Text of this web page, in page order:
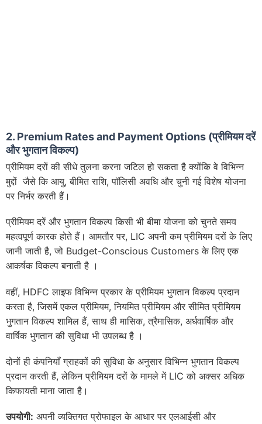
2. Premium Rates and Payment Options (प्रीमियम दरें
और भुगतान विकल्प)
प्रीमियम दरों की सीधे तुलना करना जटिल हो सकता है क्योंकि वे विभिन्न
मुद्दों जैसे कि आयु, बीमित राशि, पॉलिसी अवधि और चुनी गई विशेष योजना
पर निर्भर करती हैं।
प्रीमियम दरें और भुगतान विकल्प किसी भी बीमा योजना को चुनते समय
महत्वपूर्ण कारक होते हैं। आमतौर पर, LIC अपनी कम प्रीमियम दरों के लिए
जानी जाती है, जो Budget-Conscious Customers के लिए एक
आकर्षक विकल्प बनाती है ।
वहीं, HDFC लाइफ विभिन्न प्रकार के प्रीमियम भुगतान विकल्प प्रदान
करता है, जिसमें एकल प्रीमियम, नियमित प्रीमियम और सीमित प्रीमियम
भुगतान विकल्प शामिल हैं, साथ ही मासिक, त्रैमासिक, अर्धवार्षिक और
वार्षिक भुगतान की सुविधा भी उपलब्ध है ।
दोनों ही कंपनियाँ ग्राहकों की सुविधा के अनुसार विभिन्न भुगतान विकल्प
प्रदान करती हैं, लेकिन प्रीमियम दरों के मामले में LIC को अक्सर अधिक
किफायती माना जाता है।
उपयोगी: अपनी व्यक्तिगत प्रोफाइल के आधार पर एलआईसी और